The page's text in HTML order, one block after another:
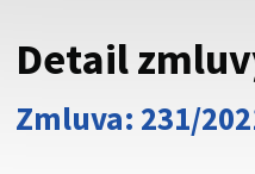
Buďte pozorní a vždy sa
cez zabezpečenú webovú
vždy začína https:// pred
Detail
Zmluva: 231/